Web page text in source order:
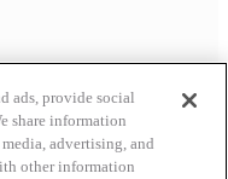
ads, provide social
share information
advertising, and
other information